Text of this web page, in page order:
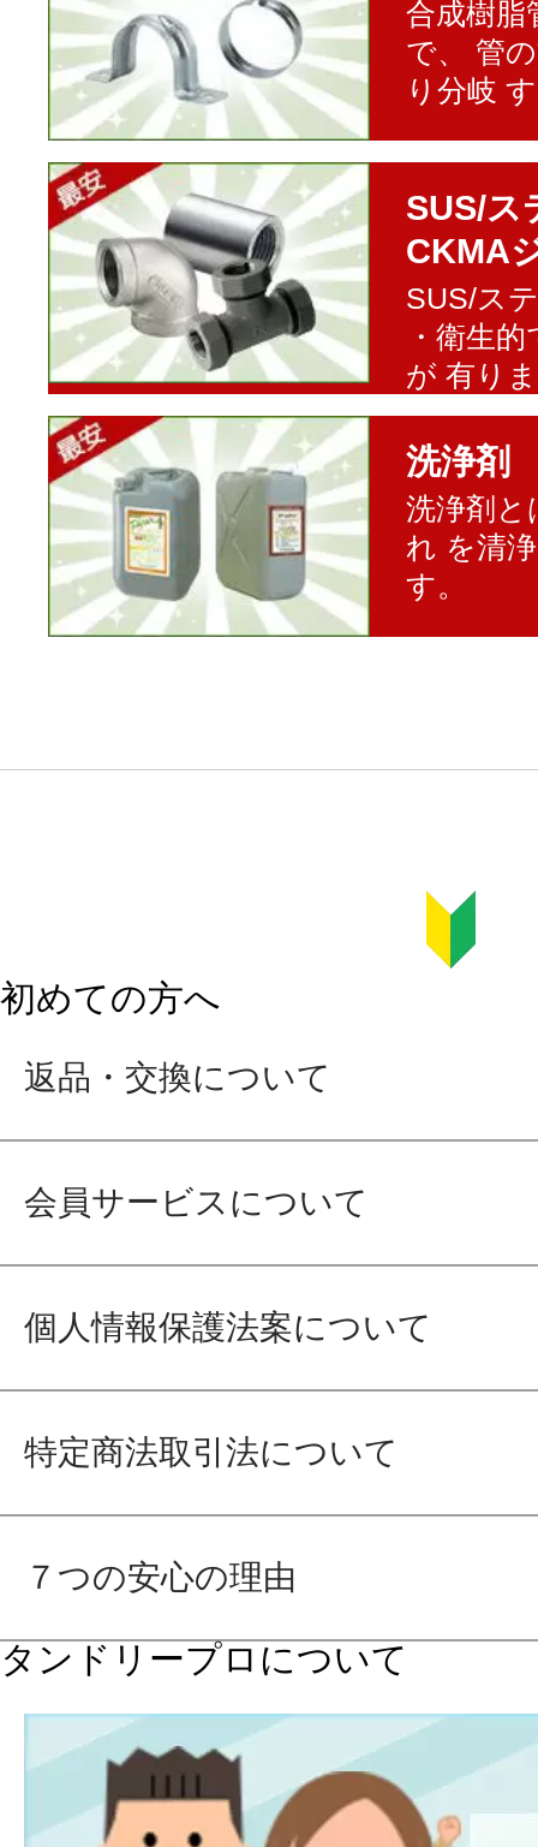
合成樹脂
で、 管
り分岐
SUS/ス
CKMA
SUS/ス
・衛生
が 有り
洗浄剤
洗浄剤と
れ を清
す。
初めての方へ
返品・交換について
会員サービスについて
個人情報保護法案について
特定商法取引法について
７つの安心の理由
タンドリープロについて